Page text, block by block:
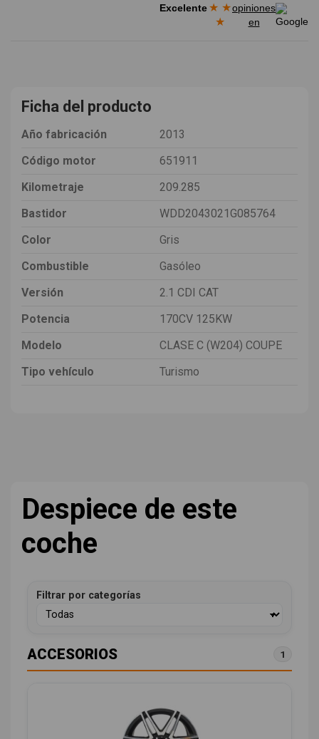
Excelente★ ★
★
opiniones
en
Ficha del producto
Año fabricación
2013
Código motor
651911
Kilometraje
209.285
Bastidor
WDD2043021G085764
Color
Gris
Combustible
Gasóleo
Versión
2.1 CDI CAT
Potencia
170CV 125KW
Modelo
CLASE C (W204) COUPE
Tipo vehículo
Turismo
Despiece de este
coche
Filtrar por categorías
ACCESORIOS 1